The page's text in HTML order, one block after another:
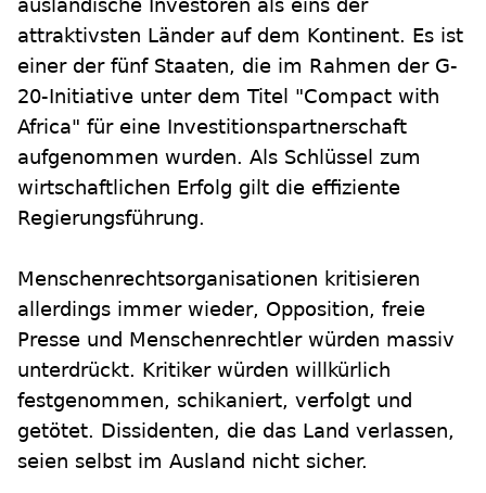
ausländische Investoren als eins der
attraktivsten Länder auf dem Kontinent. Es ist
einer der fünf Staaten, die im Rahmen der G-
20-Initiative unter dem Titel "Compact with
Africa" für eine Investitionspartnerschaft
aufgenommen wurden. Als Schlüssel zum
wirtschaftlichen Erfolg gilt die effiziente
Regierungsführung.
Menschenrechtsorganisationen kritisieren
allerdings immer wieder, Opposition, freie
Presse und Menschenrechtler würden massiv
unterdrückt. Kritiker würden willkürlich
festgenommen, schikaniert, verfolgt und
getötet. Dissidenten, die das Land verlassen,
seien selbst im Ausland nicht sicher.